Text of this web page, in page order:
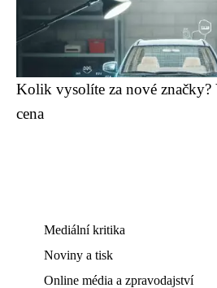
Kolik vysolíte za nové značky?
cena
Mediální kritika
Noviny a tisk
Online média a zpravodajství